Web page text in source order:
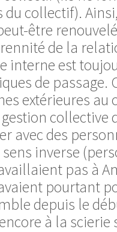
collectif).
être
de la
interne est
de passage.
extérieures au
collective
avec des
sens inverse
pas à
pourtant
depuis le
à la scierie